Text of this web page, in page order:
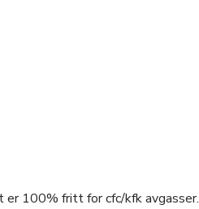
100% fritt for cfc/kfk avgasser.